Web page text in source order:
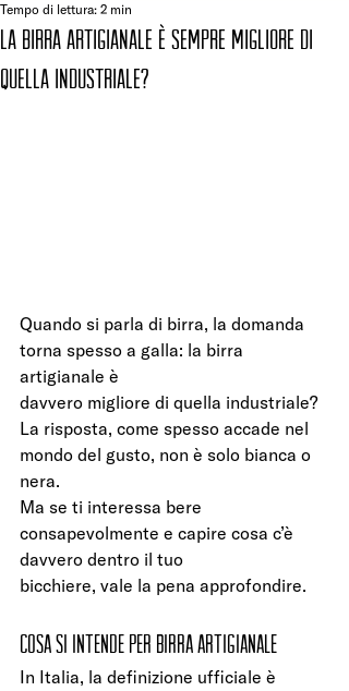
La birra artigianale è sempre migliore di
quella industriale?
Tempo di lettura: 2 min
Quando si parla di birra, la domanda
torna spesso a galla: la birra
artigianale è
davvero migliore di quella industriale?
La risposta, come spesso accade nel
mondo del gusto, non è solo bianca o
nera.
Ma se ti interessa bere
consapevolmente e capire cosa c’è
davvero dentro il tuo
bicchiere, vale la pena approfondire.
Cosa si intende per birra artigianale
In Italia, la definizione ufficiale è